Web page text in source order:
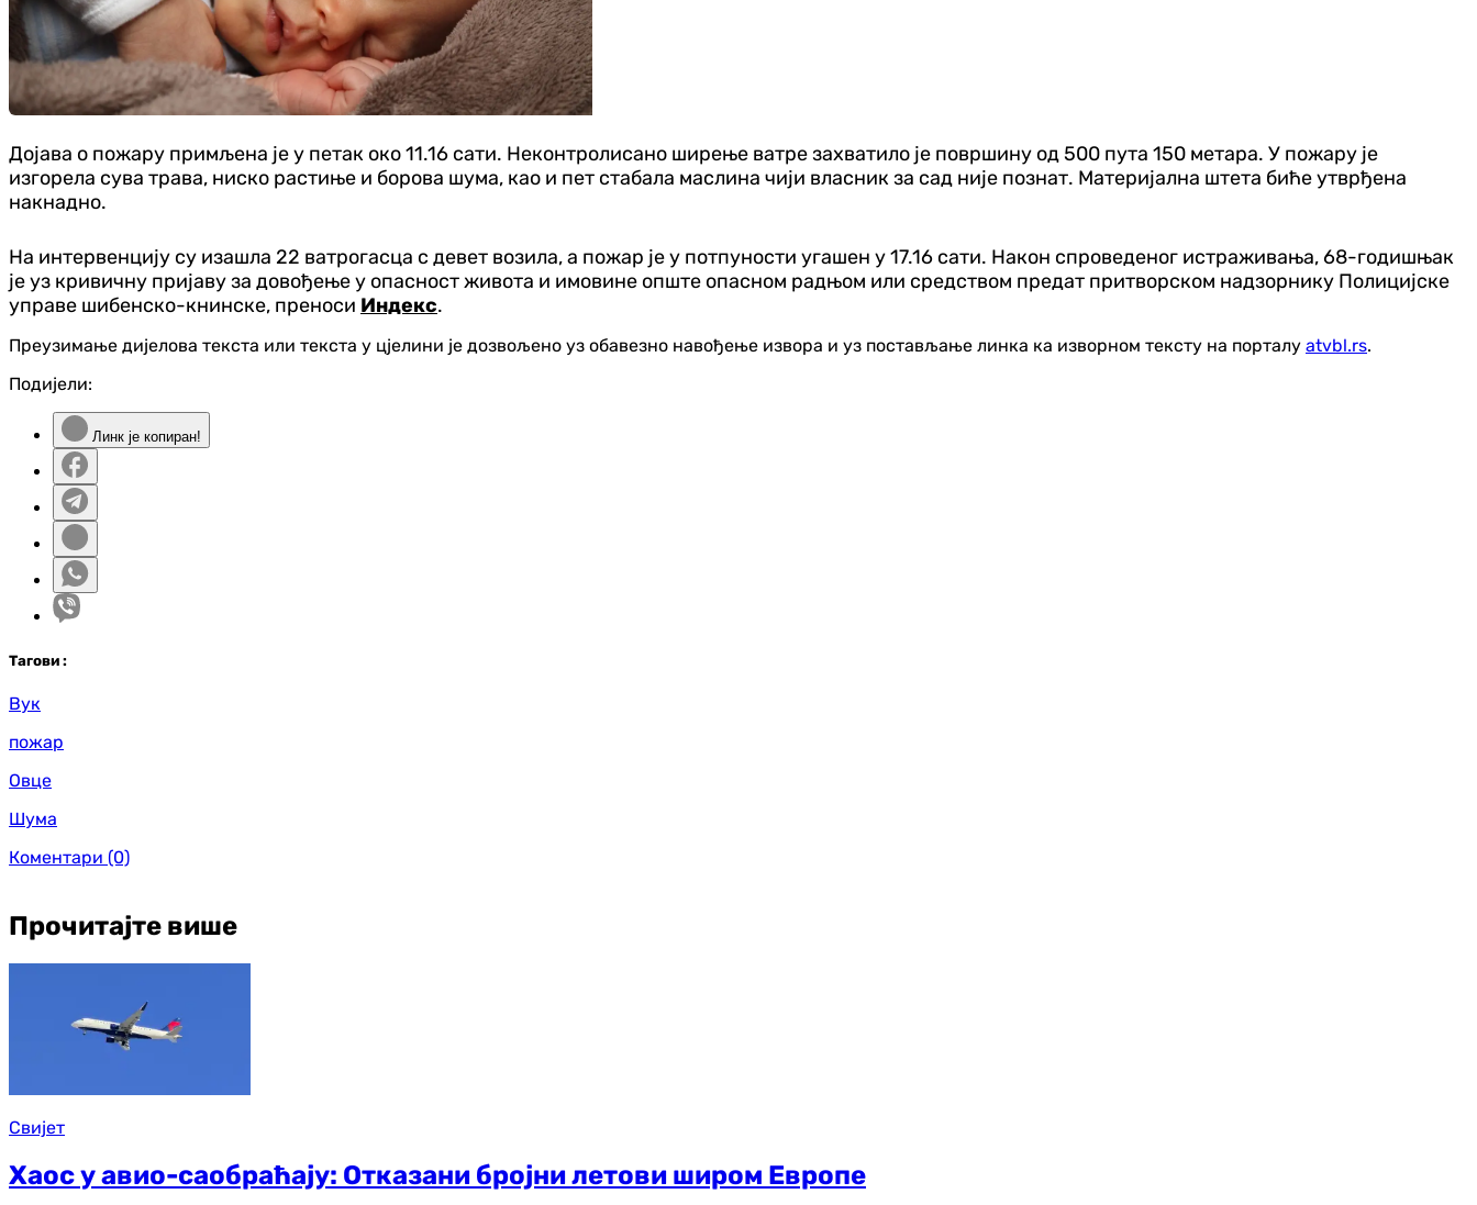
Дојава о пожару примљена је у петак око 11.16 сати. Неконтролисано ширење ватре захватило је површину од 500 пута 150 метара. У пожару је
изгорела сува трава, ниско растиње и борова шума, као и пет стабала маслина чији власник за сад није познат. Материјална штета биће утврђена
накнадно.
На интервенцију су изашла 22 ватрогасца с девет возила, а пожар је у потпуности угашен у 17.16 сати. Након спроведеног истраживања, 68-годишњак
је уз кривичну пријаву за довођење у опасност живота и имовине опште опасном радњом или средством предат притворском надзорнику Полицијске
управе шибенско-книнске, преноси Индекс.
Преузимање дијелова текста или текста у цјелини је дозвољено уз обавезно навођење извора и уз постављање линка ка изворном тексту на порталу atvbl.rs.
Подијели:
Линк је копиран!
Тагови :
Вук
пожар
Овце
Шума
Коментари (0)
Прочитајте више
Свијет
Хаос у авио-саобраћају: Отказани бројни летови широм Европе